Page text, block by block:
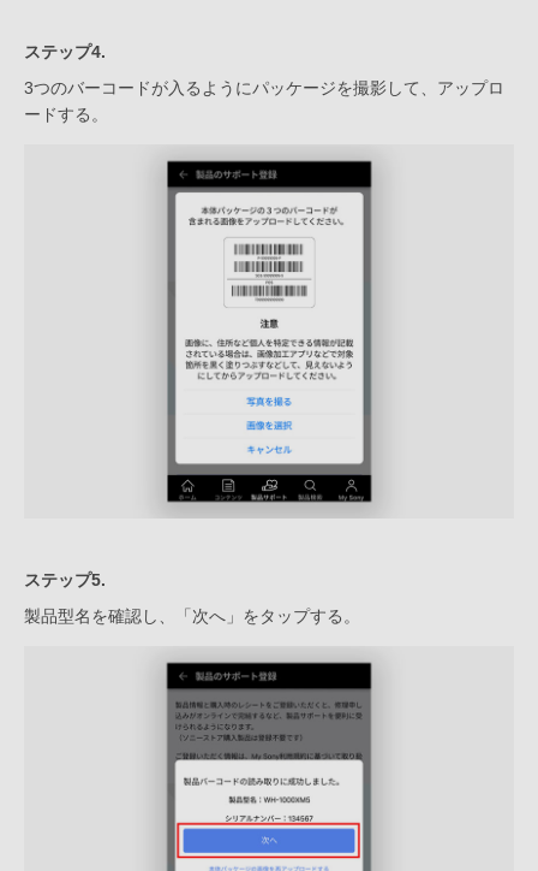
ステップ4.
3つのバーコードが入るようにパッケージを撮影して、アップロ
ードする。
ステップ5.
製品型名を確認し、「次へ」をタップする。